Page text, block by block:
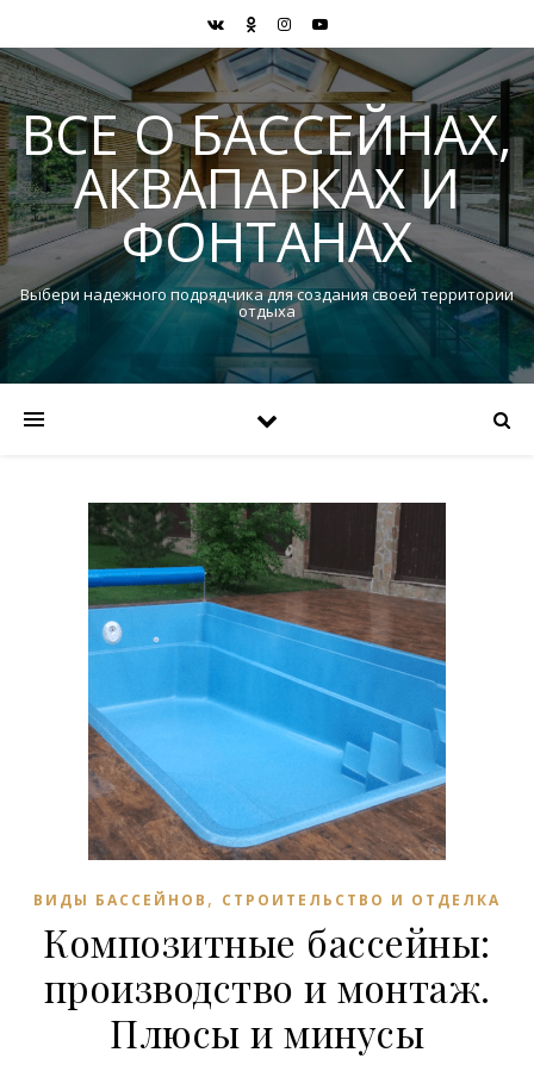
ВСЕ О БАССЕЙНАХ,
АКВАПАРКАХ И
ФОНТАНАХ
Выбери надежного подрядчика для создания своей территории
отдыха
ВИДЫ БАССЕЙНОВ , СТРОИТЕЛЬСТВО И ОТДЕЛКА
Композитные бассейны:
производство и монтаж.
Плюсы и минусы